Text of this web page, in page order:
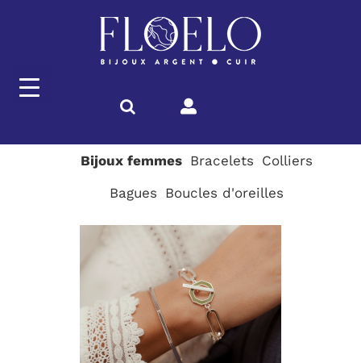
Bijoux femmes Bracelets Colliers
Bagues Boucles d'oreilles